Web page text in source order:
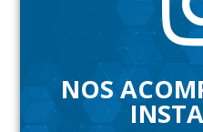
NOS